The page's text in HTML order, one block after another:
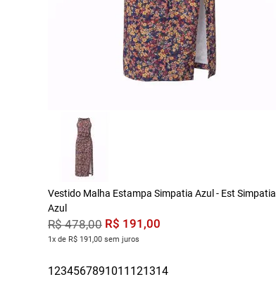
Vestido Malha Estampa Simpatia Azul - Est Simpatia
Azul
R$ 478,00 R$ 191 ,00
1x de R$ 191,00 sem juros